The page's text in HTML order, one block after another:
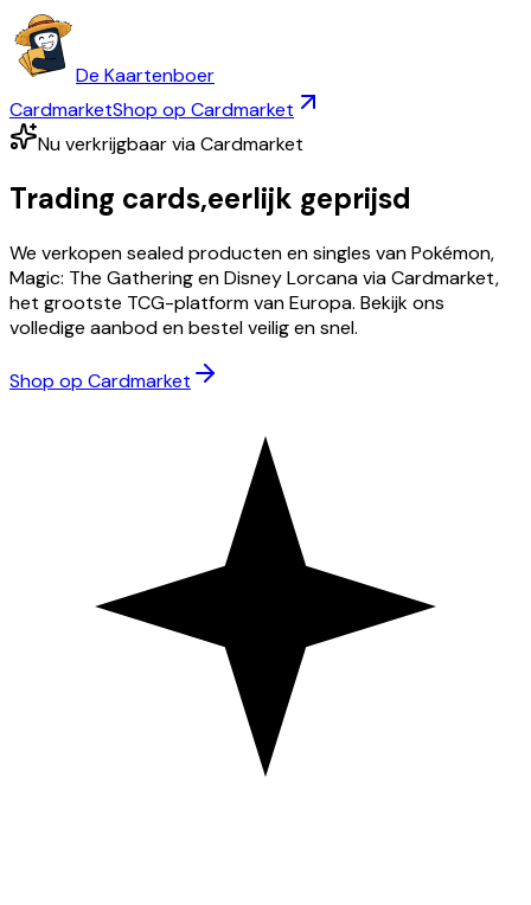
De Kaartenboer
CardmarketShop op Cardmarket
Nu verkrijgbaar via Cardmarket
Trading cards,eerlijk geprijsd
We verkopen sealed producten en singles van Pokémon,
Magic: The Gathering en Disney Lorcana via Cardmarket,
het grootste TCG-platform van Europa. Bekijk ons
volledige aanbod en bestel veilig en snel.
Shop op Cardmarket